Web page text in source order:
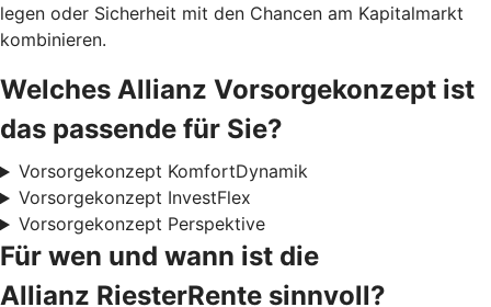
legen oder Sicherheit mit den Chancen am Kapitalmarkt
kombinieren.
Welches Allianz Vorsorgekonzept ist
das passende für Sie?
Vorsorgekonzept KomfortDynamik
Vorsorgekonzept InvestFlex
Vorsorgekonzept Perspektive
Für wen und wann ist die
Allianz RiesterRente sinnvoll?